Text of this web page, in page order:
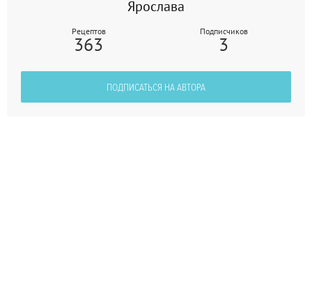
Ярослава
Рецептов
363
Подписчиков
3
ПОДПИСАТЬСЯ НА АВТОРА